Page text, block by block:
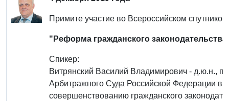
Примите участие во Всероссийском
"Реформа гражданского
Спикер:
Витрянский Василий Владимирович - д.ю.н.,
Арбитражного Суда Российской Федерации в
совершенствованию гражданского